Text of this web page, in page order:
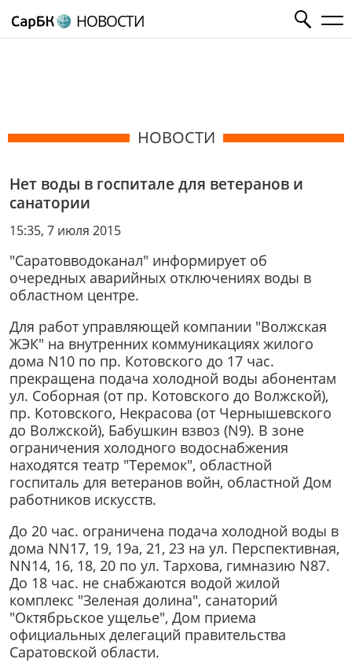
НОВОСТИ
НОВОСТИ
Нет воды в госпитале для ветеранов и
санатории
15:35, 7 июля 2015
"Саратовводоканал" информирует об
очередных аварийных отключениях воды в
областном центре.
Для работ управляющей компании "Волжская
ЖЭК" на внутренних коммуникациях жилого
дома N10 по пр. Котовского до 17 час.
прекращена подача холодной воды абонентам
ул. Соборная (от пр. Котовского до Волжской),
пр. Котовского, Некрасова (от Чернышевского
до Волжской), Бабушкин взвоз (N9). В зоне
ограничения холодного водоснабжения
находятся театр "Теремок", областной
госпиталь для ветеранов войн, областной Дом
работников искусств.
До 20 час. ограничена подача холодной воды в
дома NN17, 19, 19а, 21, 23 на ул. Перспективная,
NN14, 16, 18, 20 по ул. Тархова, гимназию N87.
До 18 час. не снабжаются водой жилой
комплекс "Зеленая долина", санаторий
"Октябрьское ущелье", Дом приема
официальных делегаций правительства
Саратовской области.